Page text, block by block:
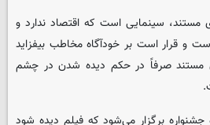
مستند، سینمایی است که اقتصاد ندارد و
است و قرار است بر خودآگاه مخاطب بیفزاید
مستند صرفاً در حکم دیده شدن در چشم
جشنواره برگزار می‌شود که فیلم دیده شود